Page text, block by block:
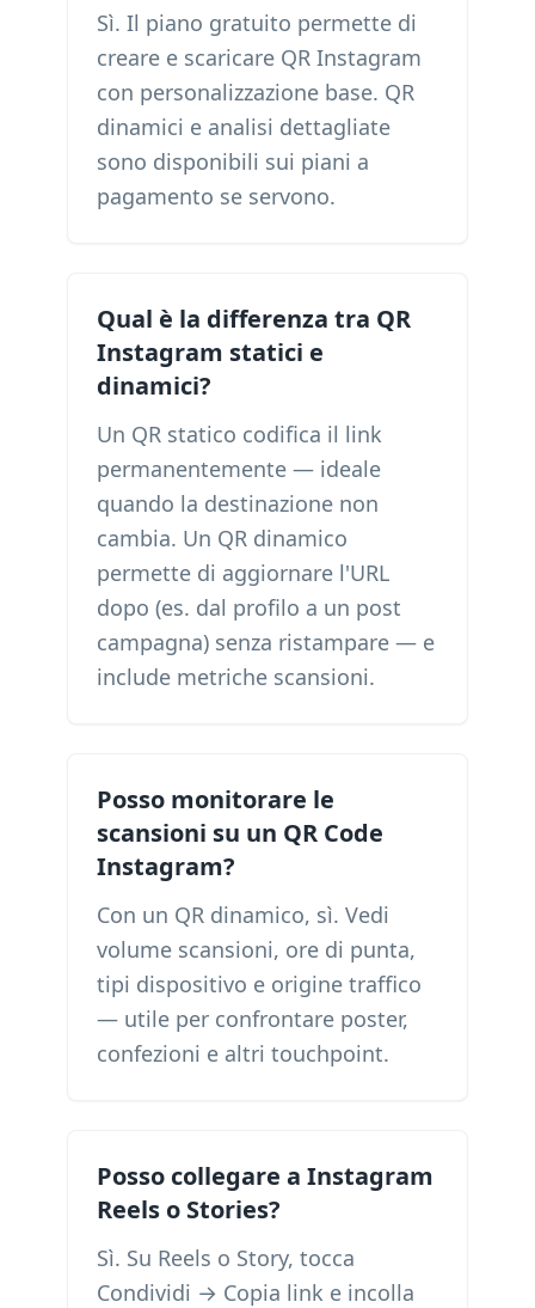
Sì. Il piano gratuito permette di
creare e scaricare QR Instagram
con personalizzazione base. QR
dinamici e analisi dettagliate
sono disponibili sui piani a
pagamento se servono.
Qual è la differenza tra QR
Instagram statici e
dinamici?
Un QR statico codifica il link
permanentemente — ideale
quando la destinazione non
cambia. Un QR dinamico
permette di aggiornare l'URL
dopo (es. dal profilo a un post
campagna) senza ristampare — e
include metriche scansioni.
Posso monitorare le
scansioni su un QR Code
Instagram?
Con un QR dinamico, sì. Vedi
volume scansioni, ore di punta,
tipi dispositivo e origine traffico
— utile per confrontare poster,
confezioni e altri touchpoint.
Posso collegare a Instagram
Reels o Stories?
Sì. Su Reels o Story, tocca
Condividi → Copia link e incolla